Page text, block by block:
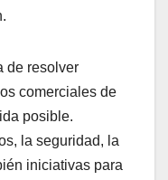
de resolver
comerciales de
posible.
la seguridad, la
iniciativas para